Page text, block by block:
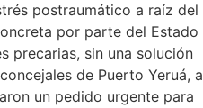
postraumático a raíz del
por parte del Estado
precarias, sin una solución
de Puerto Yeruá, a
un pedido urgente para